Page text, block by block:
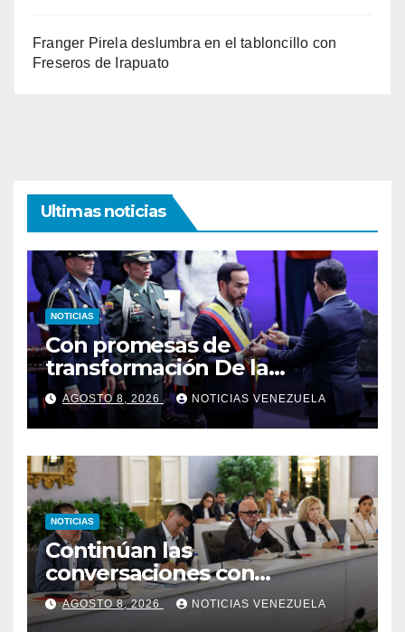
Franger Pirela deslumbra en el tabloncillo con
Freseros de Irapuato
Ultimas noticias
NOTICIAS
Con promesas de
transformación De la
Espriella jura como
presidente de Colombia
AGOSTO 8, 2026 NOTICIAS VENEZUELA
NOTICIAS
Continúan las
conversaciones con
delegación de la Asamblea
Nacional de 2015
AGOSTO 8, 2026 NOTICIAS VENEZUELA